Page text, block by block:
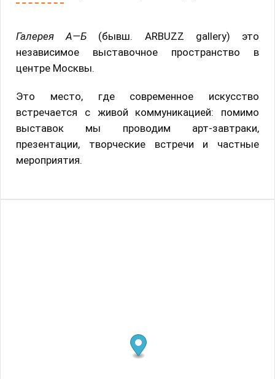
Галерея А—Б (бывш. ARBUZZ gallery) это
независимое выставочное пространство в
центре Москвы.
Это место, где современное искусство
встречается с живой коммуникацией: помимо
выставок мы проводим арт-завтраки,
презентации, творческие встречи и частные
мероприятия.
«БСЭ.zip» – коллажная архивация